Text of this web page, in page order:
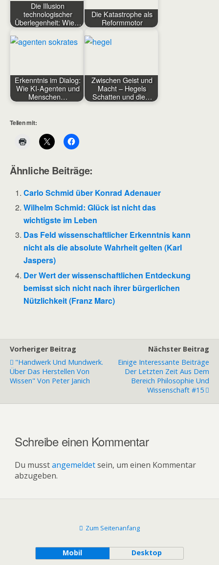
Die Illusion
technologischer
Überlegenheit: Wie…
Die Katastrophe als
Reformmotor
Erkenntnis im Dialog:
Wie KI-Agenten und
Menschen…
Zwischen Geist und
Macht – Hegels
Schatten und die…
Teilen mit:
Ähnliche Beiträge:
Carlo Schmid über Konrad Adenauer
Wilhelm Schmid: Glück ist nicht das
wichtigste im Leben
Das Feld wissenschaftlicher Erkenntnis kann
nicht als die absolute Wahrheit gelten (Karl
Jaspers)
Der Wert der wissenschaftlichen Entdeckung
bemisst sich nicht nach ihrer bürgerlichen
Nützlichkeit (Franz Marc)
Vorheriger Beitrag
"Handwerk Und Mundwerk.
Über Das Herstellen Von
Wissen" Von Peter Janich
Nächster Beitrag
Einige Interessante Beiträge
Der Letzten Zeit Aus Dem
Bereich Philosophie Und
Wissenschaft #15
Schreibe einen Kommentar
Du musstangemeldetsein, um einen Kommentar
abzugeben.
Zum Seitenanfang
Mobil Desktop